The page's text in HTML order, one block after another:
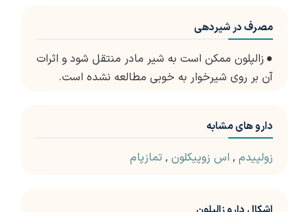
مصرف در شیردهی
● زالپلون ممکن است به شیر مادر منتقل شود و اثرات
آن بر روی شیرخوار به خوبی مطالعه نشده است.
دارو های مشابه
زولپیدم , اس زوپیکلون , تمازپام